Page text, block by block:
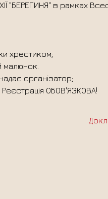
"БЕРЕГИНЯ" в рамках
хрестиком;
малюнок.
організатор;
ОБОВ'ЯЗКОВА!